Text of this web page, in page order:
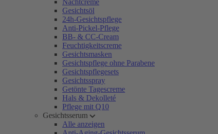
Nachtcreme
Gesichtsöl
24h-Gesichtspflege
Anti-Pickel-Pflege
BB- & CC-Cream
Feuchtigkeitscreme
Gesichtsmasken
Gesichtspflege ohne Parabene
Gesichtspflegesets
Gesichtsspray
Getönte Tagescreme
Hals & Dekolleté
Pflege mit Q10
Gesichtsserum
Alle anzeigen